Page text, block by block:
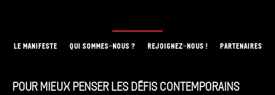
LE MANIFESTE QUI SOMMES-NOUS ? REJOIGNEZ-NOUS ! PARTENAIRES
Pour mieux penser les défis contemporains